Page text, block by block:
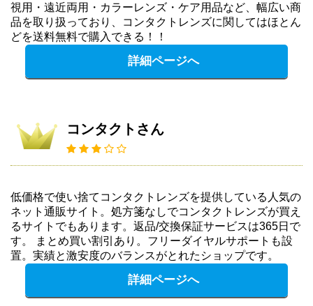
視用・遠近両用・カラーレンズ・ケア用品など、幅広い商
品を取り扱っており、コンタクトレンズに関してはほとん
どを送料無料で購入できる！！
詳細ページへ
コンタクトさん
低価格で使い捨てコンタクトレンズを提供している人気の
ネット通販サイト。処方箋なしでコンタクトレンズが買え
るサイトでもあります。返品/交換保証サービスは365日で
す。 まとめ買い割引あり。フリーダイヤルサポートも設
置。実績と激安度のバランスがとれたショップです。
詳細ページへ